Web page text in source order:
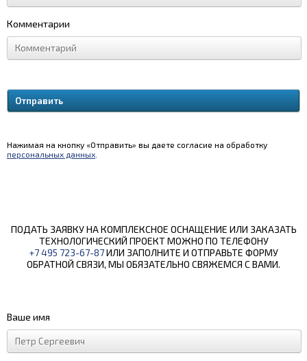
Комментарии
Нажимая на кнопку «Отправить» вы даете согласие на обработку
персональных данных
ПОДАТЬ ЗАЯВКУ НА КОМПЛЕКСНОЕ ОСНАЩЕНИЕ ИЛИ ЗАКАЗАТЬ
ТЕХНОЛОГИЧЕСКИЙ ПРОЕКТ МОЖНО ПО ТЕЛЕФОНУ
+7 495 723-67-87ИЛИ ЗАПОЛНИТЕ И ОТПРАВЬТЕ ФОРМУ
ОБРАТНОЙ СВЯЗИ, МЫ ОБЯЗАТЕЛЬНО СВЯЖЕМСЯ С ВАМИ.
Ваше имя